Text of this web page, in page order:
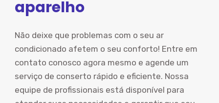
aparelho
Não deixe que problemas com o seu ar
condicionado afetem o seu conforto! Entre em
contato conosco agora mesmo e agende um
serviço de conserto rápido e eficiente. Nossa
equipe de profissionais está disponível para